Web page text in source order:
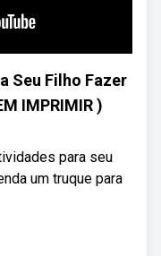
Seu Filho Fazer
IMPRIMIR )
para seu
um truque para